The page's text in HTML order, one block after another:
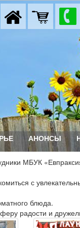
АНОНСЫ
МБУК
с
блюда.
радости и